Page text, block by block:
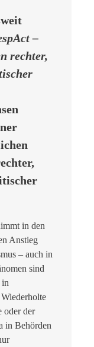
–
rechter,
in den
Anstieg
– auch in
sind
in
Wiederholte
oder der
in Behörden